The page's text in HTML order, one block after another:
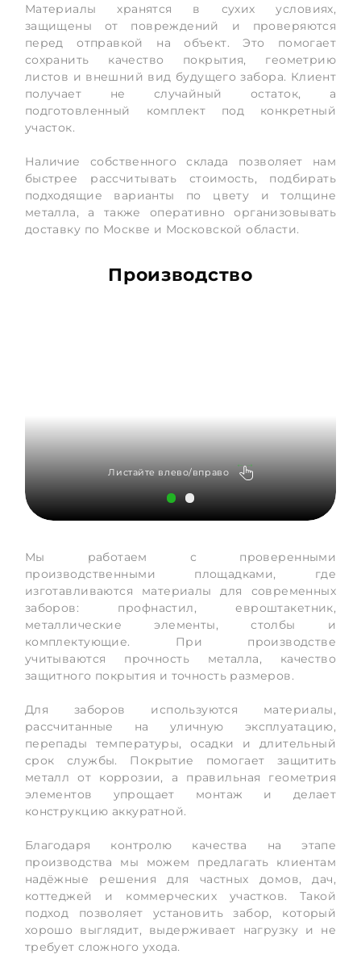
Материалы хранятся в сухих условиях,
защищены от повреждений и проверяются
перед отправкой на объект. Это помогает
сохранить качество покрытия, геометрию
листов и внешний вид будущего забора. Клиент
получает не случайный остаток, а
подготовленный комплект под конкретный
участок.
Наличие собственного склада позволяет нам
быстрее рассчитывать стоимость, подбирать
подходящие варианты по цвету и толщине
металла, а также оперативно организовывать
доставку по Москве и Московской области.
Производство
Мы работаем с проверенными
производственными площадками, где
изготавливаются материалы для современных
заборов: профнастил, евроштакетник,
металлические элементы, столбы и
комплектующие. При производстве
учитываются прочность металла, качество
защитного покрытия и точность размеров.
Для заборов используются материалы,
рассчитанные на уличную эксплуатацию,
перепады температуры, осадки и длительный
срок службы. Покрытие помогает защитить
металл от коррозии, а правильная геометрия
элементов упрощает монтаж и делает
конструкцию аккуратной.
Благодаря контролю качества на этапе
производства мы можем предлагать клиентам
надёжные решения для частных домов, дач,
коттеджей и коммерческих участков. Такой
подход позволяет установить забор, который
хорошо выглядит, выдерживает нагрузку и не
требует сложного ухода.
Листайте влево/вправо